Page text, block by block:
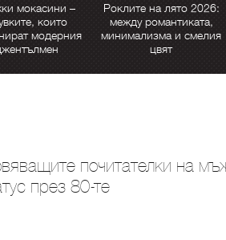
мокасини –
които
модерния
Роклите на лято 2026:
между романтиката,
минимализма и смелия
цвят
почитателки на
през 80-те